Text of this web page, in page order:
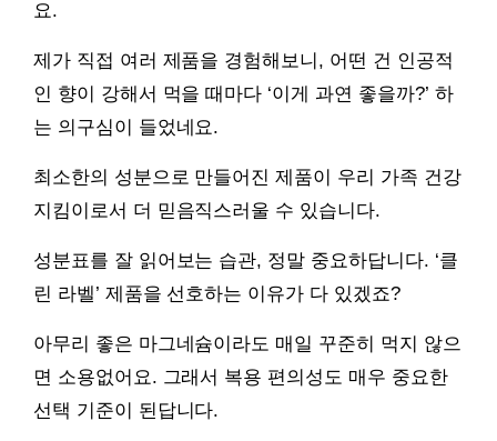
요.
제가 직접 여러 제품을 경험해보니, 어떤 건 인공적
인 향이 강해서 먹을 때마다 ‘이게 과연 좋을까?’ 하
는 의구심이 들었네요.
최소한의 성분으로 만들어진 제품이 우리 가족 건강
지킴이로서 더 믿음직스러울 수 있습니다.
성분표를 잘 읽어보는 습관, 정말 중요하답니다. ‘클
린 라벨’ 제품을 선호하는 이유가 다 있겠죠?
아무리 좋은 마그네슘이라도 매일 꾸준히 먹지 않으
면 소용없어요. 그래서 복용 편의성도 매우 중요한
선택 기준이 된답니다.